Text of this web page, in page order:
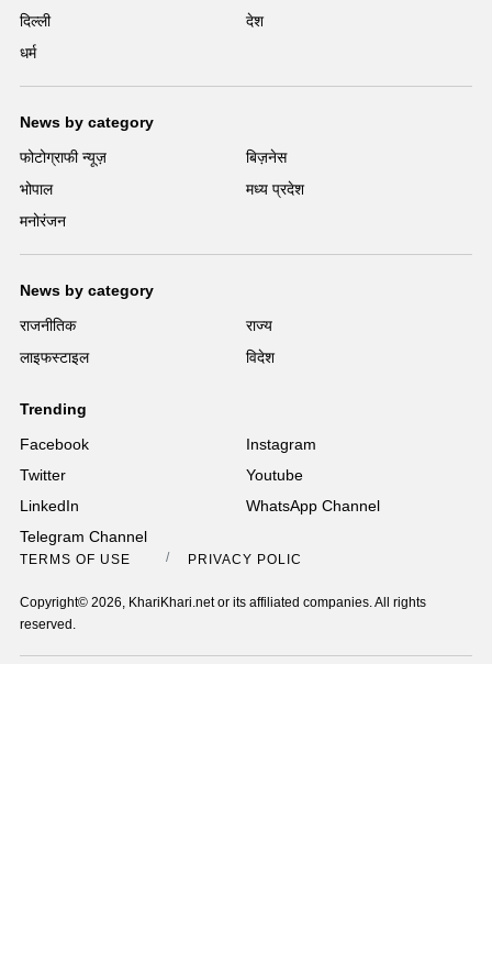
दिल्ली
देश
धर्म
News by category
फोटोग्राफी न्यूज़
बिज़नेस
भोपाल
मध्य प्रदेश
मनोरंजन
News by category
राजनीतिक
राज्य
लाइफस्टाइल
विदेश
Trending
Facebook
Instagram
Twitter
Youtube
LinkedIn
WhatsApp Channel
Telegram Channel
TERMS OF USE PRIVACY POLICY
Copyright© 2026, KhariKhari.net or its affiliated companies. All rights
reserved.